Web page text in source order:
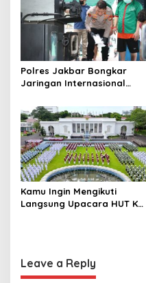
Polres Jakbar Bongkar
Jaringan Internasional
Narkoba, 7 Tersangka
Diringkus dan Barang Bukti
1,1 Ton Rp119 Miliar
Dimusnahkan
Kamu Ingin Mengikuti
Langsung Upacara HUT Ke-
Leave a Reply